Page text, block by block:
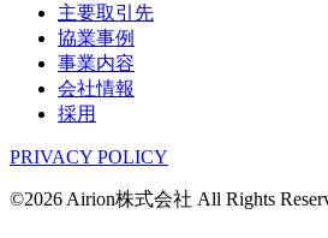
主要取引先
協業事例
事業内容
会社情報
採用
PRIVACY POLICY
©2026 Airion株式会社 All Rights